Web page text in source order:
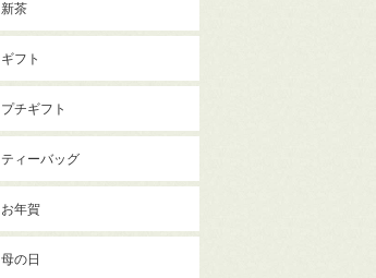
新茶
ギフト
プチギフト
ティーバッグ
お年賀
母の日